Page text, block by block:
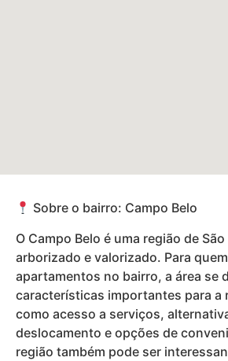
Sobre o bairro: Campo Belo
O Campo Belo é uma região de
arborizado e valorizado. Para
apartamentos no bairro, a área se
características importantes para a
como acesso a serviços,
deslocamento e opções de
região também pode ser